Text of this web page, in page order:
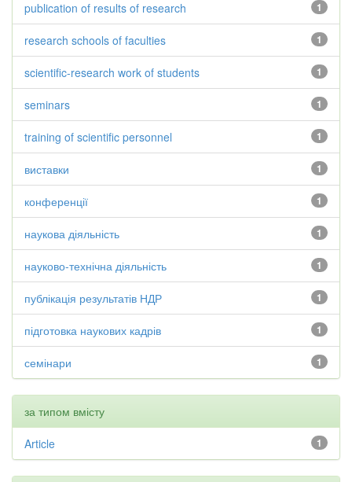
1
publication of results of research
1
research schools of faculties
1
scientific-research work of students
1
seminars
1
training of scientific personnel
1
виставки
1
конференції
1
наукова діяльність
1
науково-технічна діяльність
1
публікація результатів НДР
1
підготовка наукових кадрів
1
семінари
за типом вмісту
1
Article